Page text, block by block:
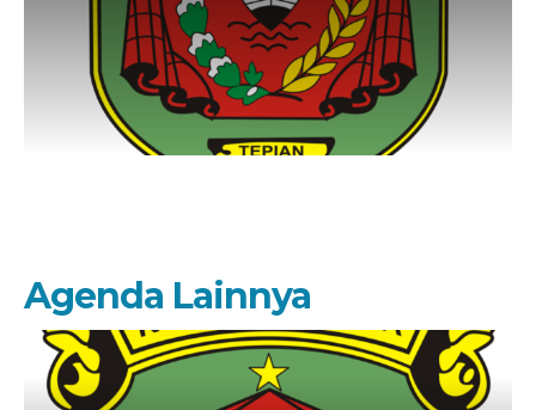
kurikulum skb kota samarinda20252026
JADWAL UJIAN SUMATIF TAHUN 2025/2026
Agenda Lainnya